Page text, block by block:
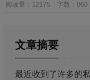
阅读量：12175 字数：860
文章摘要
最近收到了许多的